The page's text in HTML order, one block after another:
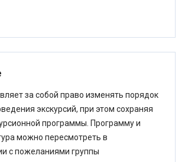
за собой право изменять порядок
экскурсий, при этом сохраняя
программы. Программу и
можно пересмотреть в
с пожеланиями группы